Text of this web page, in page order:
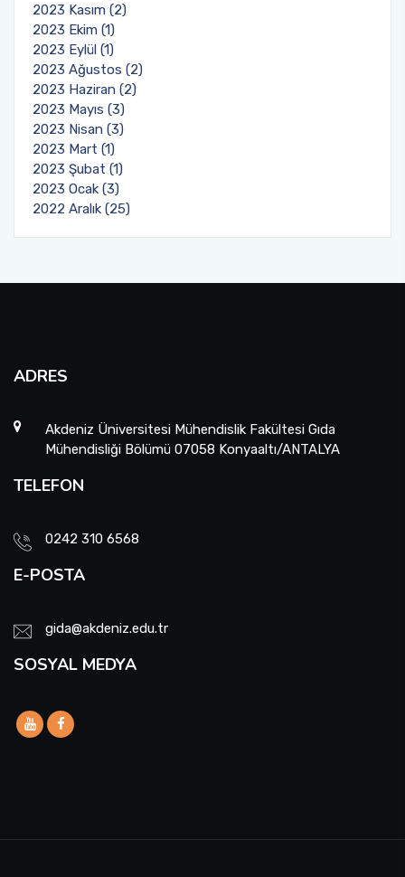
2023 Kasım (2)
2023 Ekim (1)
2023 Eylül (1)
2023 Ağustos (2)
2023 Haziran (2)
2023 Mayıs (3)
2023 Nisan (3)
2023 Mart (1)
2023 Şubat (1)
2023 Ocak (3)
2022 Aralık (25)
ADRES
Akdeniz Üniversitesi Mühendislik Fakültesi Gıda
Mühendisliği Bölümü 07058 Konyaaltı/ANTALYA
TELEFON
0242 310 6568
E-POSTA
gida@akdeniz.edu.tr
SOSYAL MEDYA